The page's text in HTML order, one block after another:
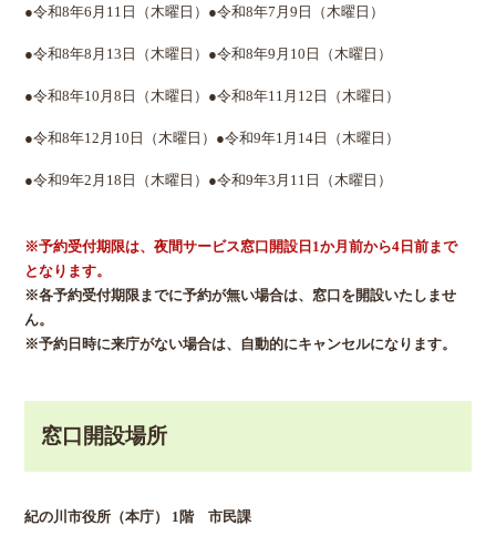
●令和8年6月11日（木曜日）●令和8年7月9日（木曜日）
●令和8年8月13日（木曜日）●令和8年9月10日（木曜日）
●令和8年10月8日（木曜日）●令和8年11月12日（木曜日）
●令和8年12月10日（木曜日）●令和9年1月14日（木曜日）
●令和9年2月18日（木曜日）●令和9年3月11日（木曜日）
※予約受付期限は、夜間サービス窓口開設日1か月前から4日前まで
となります。
※各予約受付期限までに予約が無い場合は、窓口を開設いたしませ
ん。
※予約日時に来庁がない場合は、自動的にキャンセルになります。
窓口開設場所
紀の川市役所（本庁） 1階 市民課